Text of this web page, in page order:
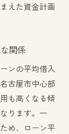
えた資金計画
関係
ンの平均借入
古屋市中心部
も高くなる傾
ります。一
め、ローン平